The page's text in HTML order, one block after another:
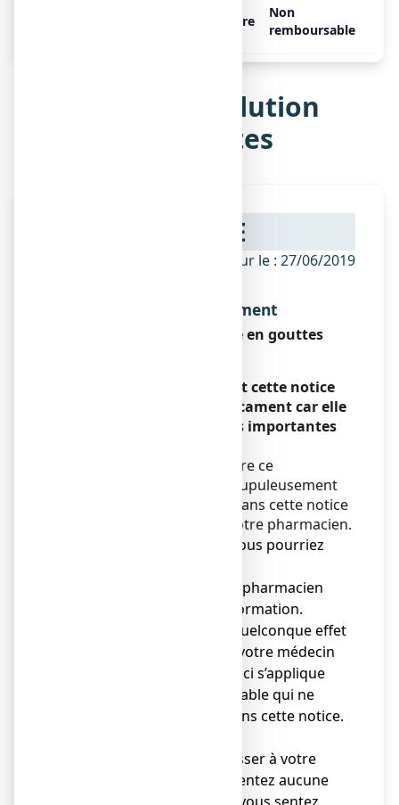
Libre
Non
remboursable
Notice de L52, solution
buvable en gouttes
NOTICE
ANSM - Mis à jour le : 27/06/2019
Dénomination du médicament
L52, solution buvable en gouttes
Veuillez lire attentivement cette notice
avant de prendre ce médicament car elle
contient des informations importantes
Vous devez toujours prendre ce
médicament en suivant scrupuleusement
les informations fournies dans cette notice
ou par votre médecin ou votre pharmacien.
● Gardez cette notice. Vous pourriez
● Adressez-vous à votre pharmacien
pour tout conseil ou information.
● Si vous ressentez un quelconque effet
indésirable, parlez-en à votre médecin
ou votre pharmacien. Ceci s’applique
aussi à tout effet indésirable qui ne
serait pas mentionné dans cette notice.
● Vous devez vous adresser à votre
médecin si vous ne ressentez aucune